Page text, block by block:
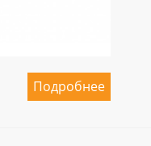
Подробнее